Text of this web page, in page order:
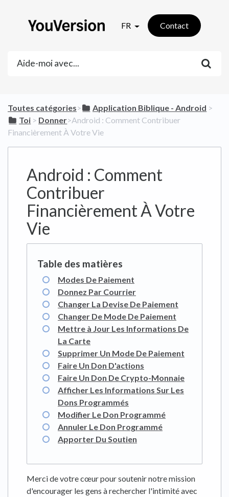
FR Contact
Toutes catégories​>​ ​Application Biblique - Android ​ > ​
​Toi ​ > ​ ​Donner​>​ Android : Comment Contribuer
Financièrement À Votre Vie
Android : Comment
Contribuer
Financièrement À Votre
Vie
Modes De Paiement
Donnez Par Courrier
Changer La Devise De Paiement
Changer De Mode De Paiement
Mettre à Jour Les Informations De
La Carte
Supprimer Un Mode De Paiement
Faire Un Don D'actions
Faire Un Don De Crypto-Monnaie
Afficher Les Informations Sur Les
Dons Programmés
Modifier Le Don Programmé
Annuler Le Don Programmé
Apporter Du Soutien
Merci de votre cœur pour soutenir notre mission
d'encourager les gens à rechercher l'intimité avec